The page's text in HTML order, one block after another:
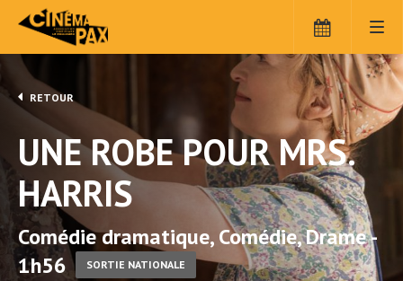
RETOUR
UNE ROBE POUR MRS.
HARRIS
Comédie dramatique, Comédie, Drame -
1h56
SORTIE NATIONALE